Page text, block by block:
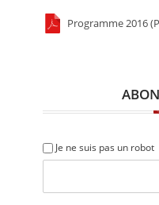
Programme 2016
Je ne suis pas un robot